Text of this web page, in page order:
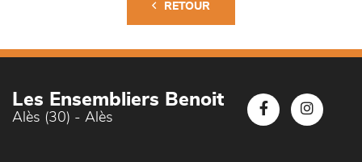
RETOUR
Les Ensembliers Benoit
Alès (30) - Alès